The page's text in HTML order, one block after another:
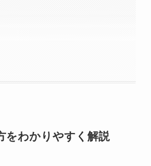
をわかりやすく解説